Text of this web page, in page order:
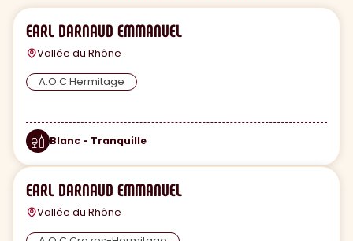
EARL DARNAUD EMMANUEL
Vallée du Rhône
A.O.C Hermitage
Blanc - Tranquille
EARL DARNAUD EMMANUEL
Vallée du Rhône